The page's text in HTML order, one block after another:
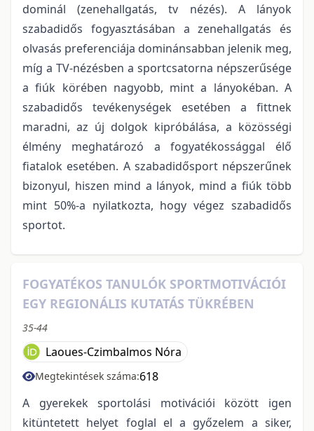
dominál (zenehallgatás, tv nézés). A lányok
szabadidős fogyasztásában a zenehallgatás és
olvasás preferenciája dominánsabban jelenik meg,
míg a TV-nézésben a sportcsatorna népszerűsége
a fiúk körében nagyobb, mint a lányokéban. A
szabadidős tevékenységek esetében a fittnek
maradni, az új dolgok kipróbálása, a közösségi
élmény meghatározó a fogyatékossággal élő
fiatalok esetében. A szabadidősport népszerűnek
bizonyul, hiszen mind a lányok, mind a fiúk több
mint 50%-a nyilatkozta, hogy végez szabadidős
sportot.
FOGYATÉKOS TANULÓK SPORTMOTIVÁCIÓI
EGY REGIONÁLIS KUTATÁS TÜKRÉBEN
35-44
Laoues-Czimbalmos Nóra
Megtekintések száma:618
A gyerekek sportolási motivációi között igen
kitüntetett helyet foglal el a győzelem a siker,